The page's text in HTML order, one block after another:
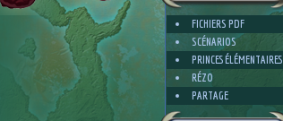
FICHIERS PDF
SCÉNARIOS
PRINCES ÉLÉMENTAIRES
RÉZO
PARTAGE